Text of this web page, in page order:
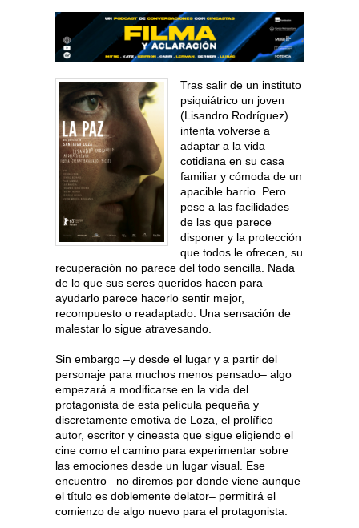
Tras salir de un instituto
psiquiátrico un joven
(Lisandro Rodríguez)
intenta volverse a
adaptar a la vida
cotidiana en su casa
familiar y cómoda de un
apacible barrio. Pero
pese a las facilidades
de las que parece
disponer y la protección
que todos le ofrecen, su
recuperación no parece del todo sencilla. Nada
de lo que sus seres queridos hacen para
ayudarlo parece hacerlo sentir mejor,
recompuesto o readaptado. Una sensación de
malestar lo sigue atravesando.
Sin embargo –y desde el lugar y a partir del
personaje para muchos menos pensado– algo
empezará a modificarse en la vida del
protagonista de esta película pequeña y
discretamente emotiva de Loza, el prolífico
autor, escritor y cineasta que sigue eligiendo el
cine como el camino para experimentar sobre
las emociones desde un lugar visual. Ese
encuentro –no diremos por donde viene aunque
el título es doblemente delator– permitirá el
comienzo de algo nuevo para el protagonista.